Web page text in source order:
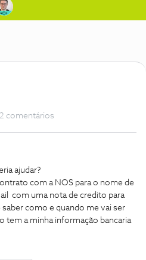
2 comentários
ajudar?
com a NOS para o nome de
com uma nota de credito para
como e quando me vai ser
tem a minha informação bancaria